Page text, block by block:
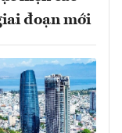
đoạn mới